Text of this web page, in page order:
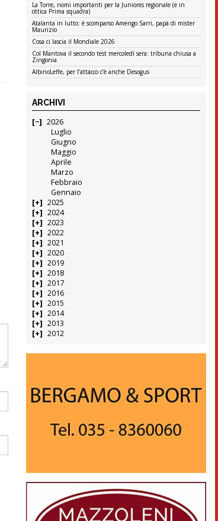
La Torre, nomi importanti per la Juniores regionale (e in
ottica Prima squadra)
Atalanta in lutto: è scomparso Amerigo Sarri, papà di mister
Maurizio
Cosa ci lascia il Mondiale 2026
Col Mantova il secondo test mercoledì sera: tribuna chiusa a
Zingonia
AlbinoLeffe, per l’attacco c’è anche Desogus
ARCHIVI
2026
Luglio
Giugno
Maggio
Aprile
Marzo
Febbraio
Gennaio
2025
2024
2023
2022
2021
2020
2019
2018
2017
2016
2015
2014
2013
2012